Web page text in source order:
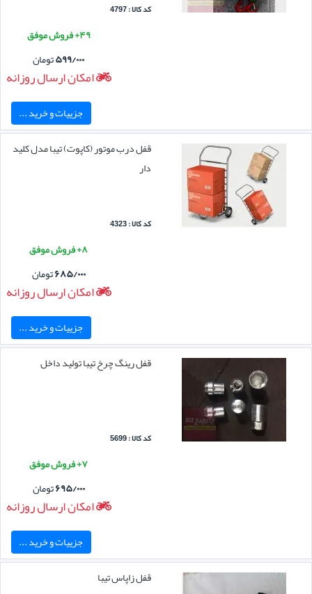
کد کالا : 4797
۴۹+ فروش موفق
۵۹۹/۰۰۰تومان
امکان ارسال روزانه
جزییات و خرید ...
قفل درب موتور (کاپوت) تیبا مدل کلید
دار
کد کالا : 4323
۸+ فروش موفق
۶۸۵/۰۰۰تومان
امکان ارسال روزانه
جزییات و خرید ...
قفل رینگ چرخ تیبا تولید داخل
کد کالا : 5699
۷+ فروش موفق
۶۹۵/۰۰۰تومان
امکان ارسال روزانه
جزییات و خرید ...
قفل زاپاس تیبا